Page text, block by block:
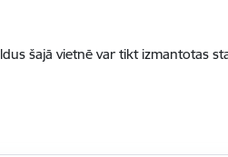
šajā vietnē var tikt izmantotas